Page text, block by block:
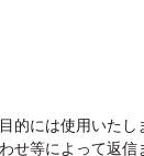
的には使用いたし
せ等によって返信